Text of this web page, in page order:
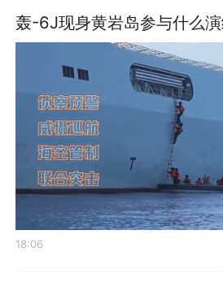
轰-6J现身黄岩岛参与什么演
18:06